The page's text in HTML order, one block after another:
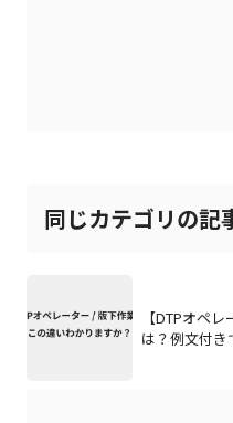
同じカテゴリの記
【DTPオペ
は？例文付